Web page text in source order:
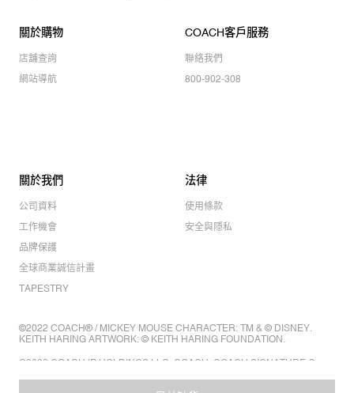
關於購物
店舖查詢
網站導航
COACH客戶服務
聯絡我們
800-902-308
關於我們
公司資料
工作機會
品牌保護
全球商業誠信計畫
TAPESTRY
法律
使用條款
安全與隱私
©2022 COACH® / MICKEY MOUSE CHARACTER: TM & © DISNEY.
KEITH HARING ARTWORK: © KEITH HARING FOUNDATION.
©2022 COACH IP HOLDINGS LLC. COACH, COACH SIGNATURE C